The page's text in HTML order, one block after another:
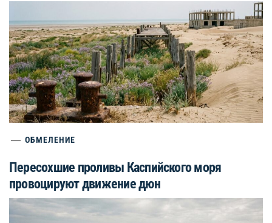
ОБМЕЛЕНИЕ
Пересохшие проливы Каспийского моря
провоцируют движение дюн